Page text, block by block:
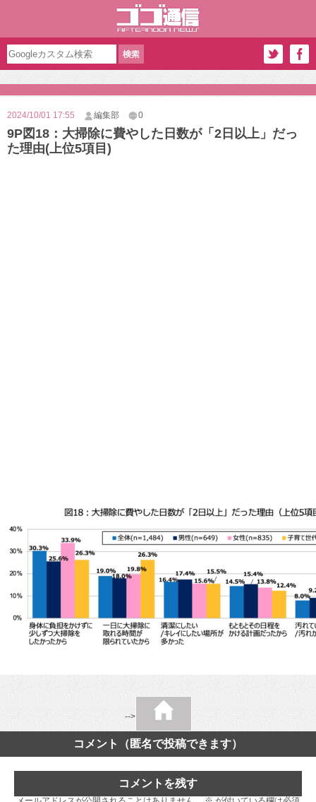
2024/10/01 17:55 編集部 0
9P図18：大掃除に費やした日数が「2日以上」だっ
た理由(上位5項目)
-->
コメント（匿名で投稿できます）
コメントを残す